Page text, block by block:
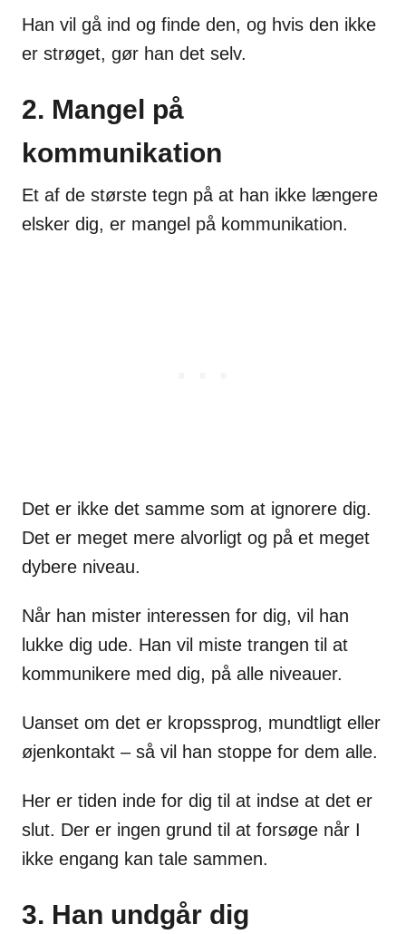
Han vil gå ind og finde den, og hvis den ikke
er strøget, gør han det selv.
2. Mangel på
kommunikation
Et af de største tegn på at han ikke længere
elsker dig, er mangel på kommunikation.
Det er ikke det samme som at ignorere dig.
Det er meget mere alvorligt og på et meget
dybere niveau.
Når han mister interessen for dig, vil han
lukke dig ude. Han vil miste trangen til at
kommunikere med dig, på alle niveauer.
Uanset om det er kropssprog, mundtligt eller
øjenkontakt – så vil han stoppe for dem alle.
Her er tiden inde for dig til at indse at det er
slut. Der er ingen grund til at forsøge når I
ikke engang kan tale sammen.
3. Han undgår dig